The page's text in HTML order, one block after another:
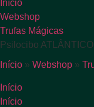
Início
Webshop
Trufas Mágicas
Psilocibo ATLÂNTICO
Início » Webshop »
Início
Início